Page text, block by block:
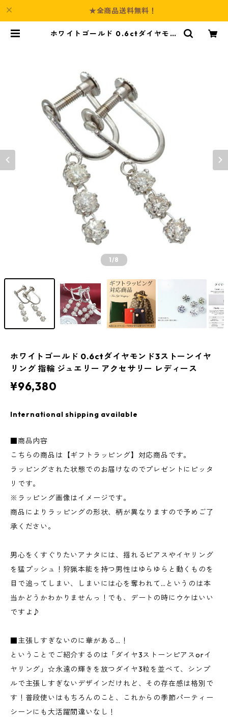
★全商品送料無料！
ホワイトゴールド 0.6ctダイヤモン
1/8
ホワイトゴールド 0.6ctダイヤモンド3ストーンイヤ
リング 指輪 ジュエリー アクセサリー レディース
¥96,380
International shipping available
■商品内容
こちらの商品は【ギフトラッピング】対応商品です。
ラッピングされた状態でのお届けなのでプレゼントにピッタ
リです。
※ラッピング画像はイメージです。
商品によりラッピングの形状、柄が異なりますので予めご了
承ください。
男心をくすぐりたいアナタには、揺れるピアスやイヤリング
を猛プッシュ！狩猟本能を持つ男性はゆらゆらと動くものを
目で追ってしまい、しまいには心を奪われて…というのは本
当かどうかわかりませんっ！でも、デートの時にウケはいい
ですよ♪
■主張しすぎないのに華がある…！
ということでご紹介するのは「ダイヤ3ストーンピアスorイ
ヤリング」☆永遠の輝きを放つダイヤ3粒を並べて、シンプ
ルで主張しすぎないデザインだけれど、その存在感は格別で
す！普段使いはもちろんのこと、これからの季節パーティー
シーンにも大活躍間違いなし！